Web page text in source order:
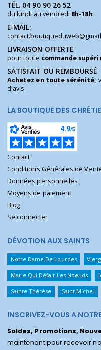
TÉL. 04 90 90 26 52
du lundi au vendredi 8h-18h
E-MAIL:
LIVRAISON OFFERTE
pour toute commande
SATISFAIT OU REMBOURSÉ
Achetez en toute sérénité,
d'avis.
LA BOUTIQUE DES
Contact
Conditions Générales de
Données personnelles
Moyens de paiement
Blog
Se connecter
DÉVOTION AUX SAINTS
Notre Dame De Lourdes
Marie Qui Défait Les Noeuds
Sainte Thérèse Saint Michel
INSCRIVEZ-VOUS A
Soldes, Promotions,
maintenant pour recevoir